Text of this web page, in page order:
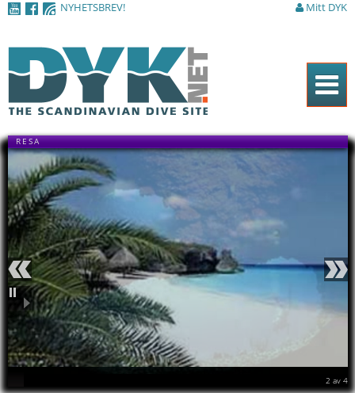
NYHETSBREV! Mitt DYK
Hem
Tidningen
Nyheter
Artiklar
DYK Guiden
Shop
Kontakt
Sök
RESA
Föregående
Pausa
Nästa
2 av 4